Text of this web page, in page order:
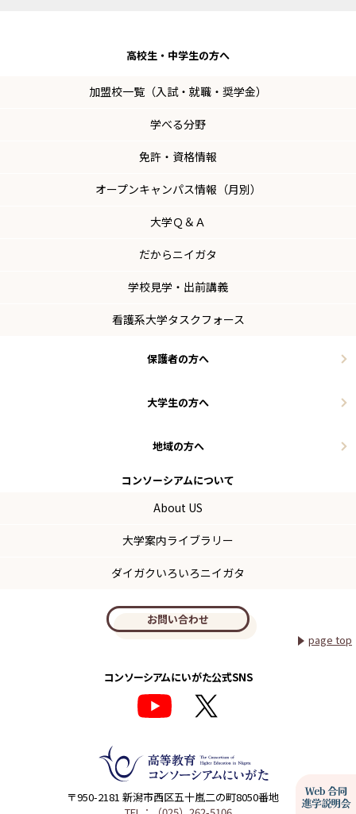
〒950-2181 新潟市西区五十嵐二の町8050番地
高校生・ 中学生の方へ
加盟校一覧（入試・就職・奨学金）
学べる分野
免許・資格情報
オープンキャンパス情報（月別）
大学Ｑ＆Ａ
だからニイガタ
学校見学・出前講義
看護系大学タスクフォース
保護者の方へ
大学生の方へ
地域の方へ
コンソーシアムについて
About US
大学案内ライブラリー
ダイガクいろいろニイガタ
お問い合わせ
page top
コンソーシアムにいがた公式SNS